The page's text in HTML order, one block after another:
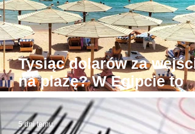
Tysiąc dolarów za
na plażę? W Egipcie to
możliwe! Stąd awantury
5 dni temu